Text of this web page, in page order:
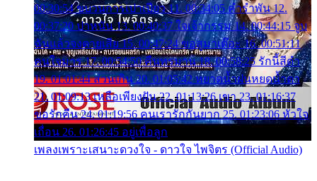
00:30:54 ขบวนการเปาเปียว 11. 00:34:05 คำรำพัน 12.
00:37:20 ปาหนัน 13. 00:40:37 ใจเจ้ากรรม 14. 00:44:15 จูบ
ฉันแล้วจงตายเสีย 15. 00:47:24 ขอสูมาเต๊อะ 16. 00:51:11
คนใจมาร 17. 00:54:50 คืนทรมาน 18. 00:58:25 รักนี้สีดำ
19. 01:01:44 ส่วนเกิน 20. 01:05:42 หยาดน้ำฝนหยดน้ำตา
21. 01:09:13 เหลือเพียงฝัน 22. 01:13:26 เขา 23. 01:16:37
ขอรักคืน 24. 01:19:56 คนเรารักกันยาก 25. 01:23:06 หัวใจ
เถื่อน 26. 01:26:45 อยู่เพื่อลูก
เพลงเพราะเสนาะดวงใจ - ดาวใจ ไพจิตร (Official Audio)